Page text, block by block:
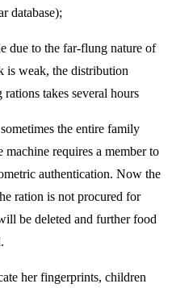
database);
due to the far-flung nature of
is weak, the distribution
takes several hours
the entire family
requires a member to
authentication. Now the
ration is not procured for
be deleted and further food
her fingerprints, children